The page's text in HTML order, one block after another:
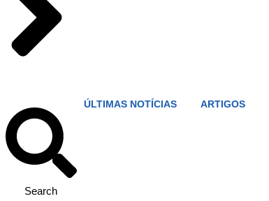
ÚLTIMAS NOTÍCIAS ARTIGOS
Search